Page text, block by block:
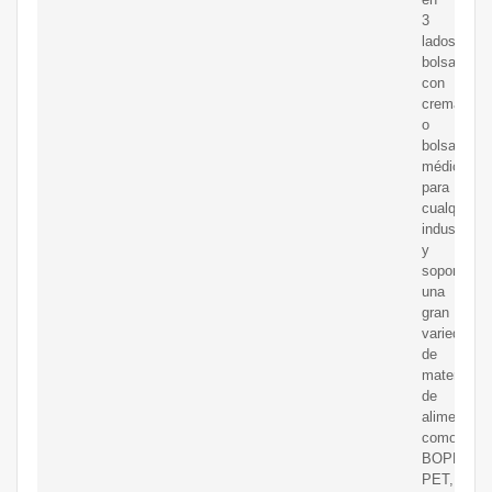
3
lados,
bolsas
con
cremallera
o
bolsas
médicas
para
cualquier
industria,
y
soporta
una
gran
variedad
de
materiales
de
como
BOPP,
PET,